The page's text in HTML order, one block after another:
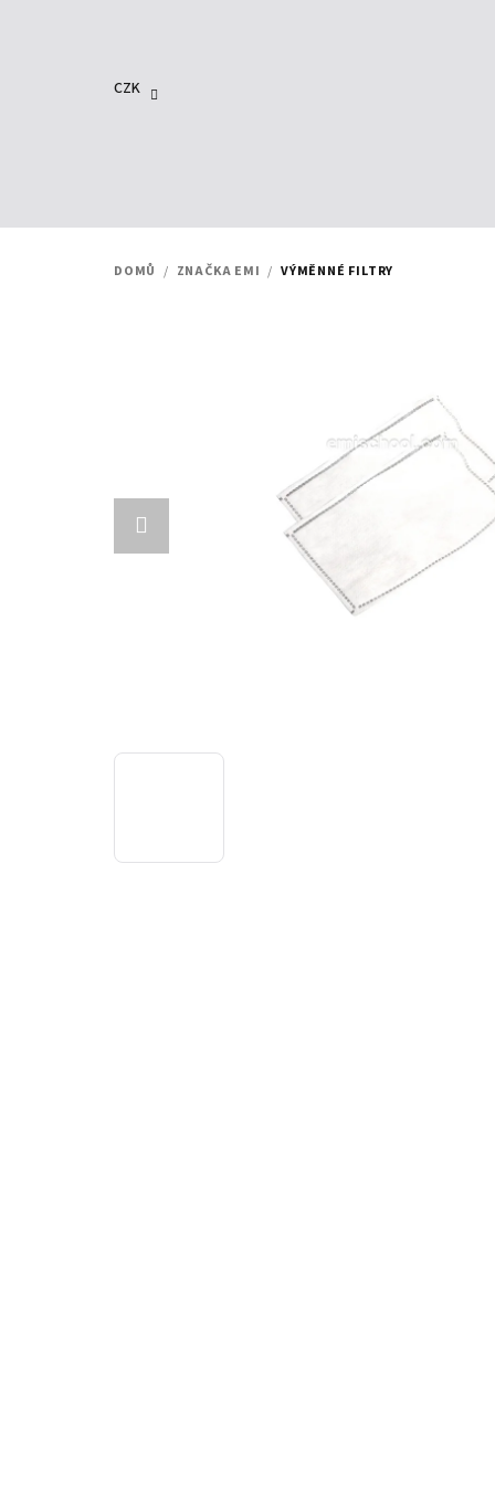
CZK
DOMŮ / ZNAČKA EMI / VÝMĚNNÉ FILTRY